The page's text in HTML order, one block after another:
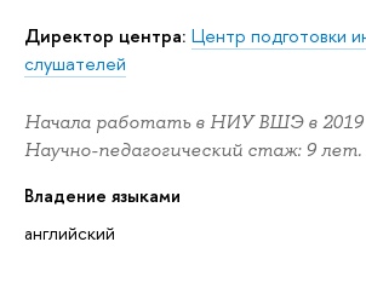
Директор центра: Центр подготовки
слушателей
Начала работать в НИУ ВШЭ в 2019
Научно-педагогический стаж: 9 лет.
Владение языками
английский